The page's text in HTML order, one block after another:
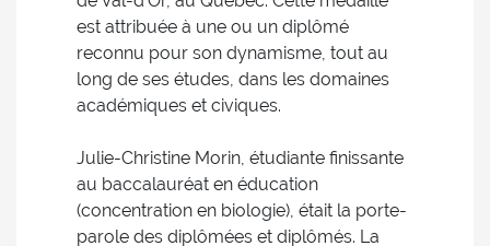
est attribuée à une ou un diplômé
reconnu pour son dynamisme, tout au
long de ses études, dans les domaines
académiques et civiques.
Julie-Christine Morin, étudiante finissante
au baccalauréat en éducation
(concentration en biologie), était la porte-
parole des diplômées et diplômés. La